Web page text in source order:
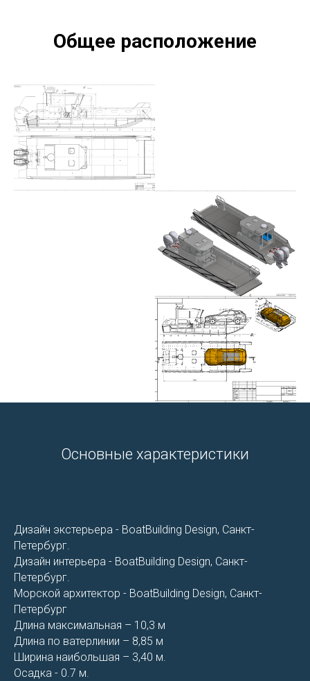
Общее расположение
Основные характеристики
Дизайн экстерьера - BoatBuilding Design, Санкт-
Петербург.
Дизайн интерьера - BoatBuilding Design, Санкт-
Петербург.
Морской архитектор - BoatBuilding Design, Санкт-
Петербург
Длина максимальная – 10,3 м
Длина по ватерлинии – 8,85 м
Ширина наибольшая – 3,40 м.
Осадка - 0.7 м.